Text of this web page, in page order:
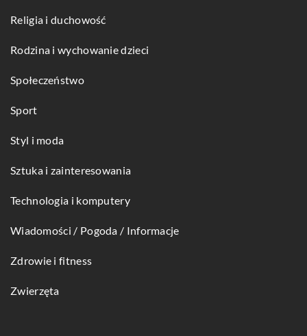
Religia i duchowość
Rodzina i wychowanie dzieci
Społeczeństwo
Sport
Styl i moda
Sztuka i zainteresowania
Technologia i komputery
Wiadomości / Pogoda / Informacje
Zdrowie i fitness
Zwierzęta